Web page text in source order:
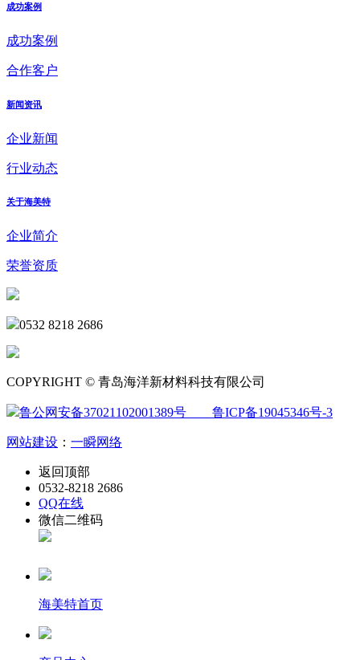
成功案例
成功案例
合作客户
新闻资讯
企业新闻
行业动态
关于海美特
企业简介
荣誉资质
0532 8218 2686
COPYRIGHT © 青岛海洋新材料科技有限公司
鲁公网安备37021102001389号 鲁ICP备19045346号-3
网站建设 ： 一瞬网络
返回顶部
0532-8218 2686
QQ在线
微信二维码
海美特首页